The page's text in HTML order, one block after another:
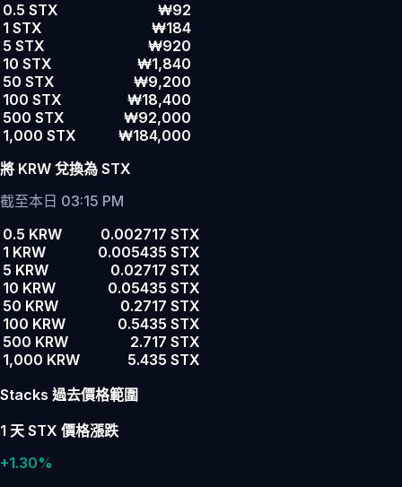
0.5 STX
₩92
1 STX
₩184
5 STX
₩920
10 STX
₩1,840
50 STX
₩9,200
100 STX
₩18,400
500 STX
₩92,000
1,000 STX
₩184,000
將 KRW 兌換為 STX
截至本日 03:15 PM
0.5 KRW
0.002717 STX
1 KRW
0.005435 STX
5 KRW
0.02717 STX
10 KRW
0.05435 STX
50 KRW
0.2717 STX
100 KRW
0.5435 STX
500 KRW
2.717 STX
1,000 KRW
5.435 STX
Stacks 過去價格範圍
1 天 STX 價格漲跌
+1.30%